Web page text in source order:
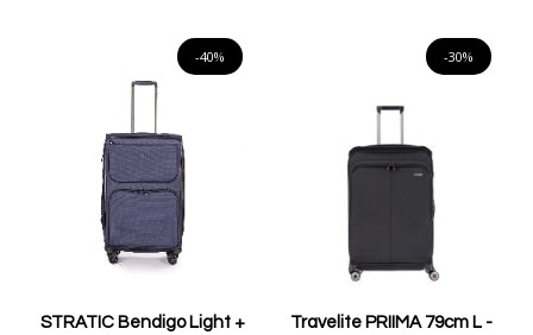
-40%
STRATIC Bendigo Light +
-30%
Travelite PRIIMA 79cm L -